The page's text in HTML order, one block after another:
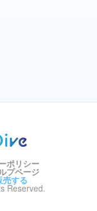
ポリシー
プページ
する
Reserved.